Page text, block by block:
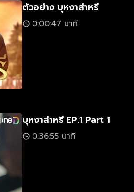
ตัวอย่าง บุหงาส่าหรี
0:00:47 นาที
บุหงาส่าหรี EP.1 Part 1
0:36:55 นาที